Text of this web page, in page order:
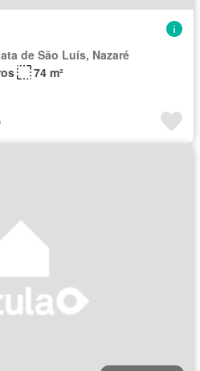
de São Luís, Nazaré
74 m²